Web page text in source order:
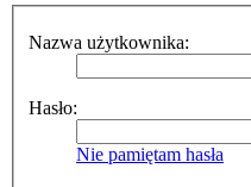
Nazwa użytkownika:
Hasło:
Nie pamiętam hasła